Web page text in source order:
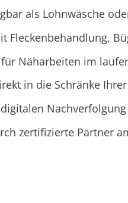
als Lohnwäsche
Fleckenbehandlung,
für Näharbeiten im
in die Schränke
zertifizierte Partner